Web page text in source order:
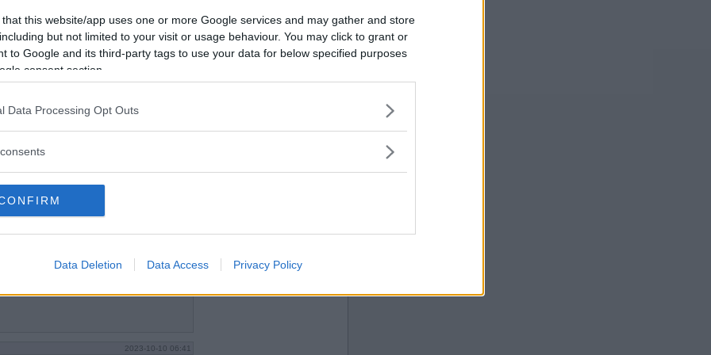
that this website/app uses one or more Google services and may gather and store
but not limited to your visit or usage behaviour. You may click to grant or
to Google and its third-party tags to use your data for below specified purposes
consent section.
Data Processing Opt Outs
Data Deletion Data Access Privacy Policy
CO_sHvww
2023-09-26 13:10
2023-10-10 06:41
Vill du bli
medlem?